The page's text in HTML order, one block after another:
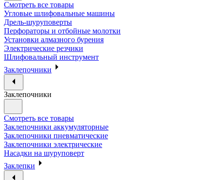
Смотреть все товары
Угловые шлифовальные машины
Дрель-шуруповерты
Перфораторы и отбойные молотки
Установки алмазного бурения
Электрические резчики
Шлифовальный инструмент
Заклепочники
Заклепочники
Смотреть все товары
Заклепочники аккумуляторные
Заклепочники пневматические
Заклепочники электрические
Насадки на шуруповерт
Заклепки